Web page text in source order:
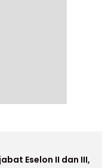
Eselon II dan III,